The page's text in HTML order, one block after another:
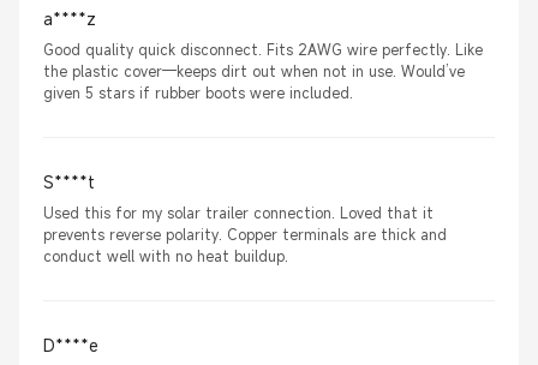
a****z
Good quality quick disconnect. Fits 2AWG wire perfectly. Like
the plastic cover—keeps dirt out when not in use. Would’ve
given 5 stars if rubber boots were included.
S****t
Used this for my solar trailer connection. Loved that it
prevents reverse polarity. Copper terminals are thick and
conduct well with no heat buildup.
D****e